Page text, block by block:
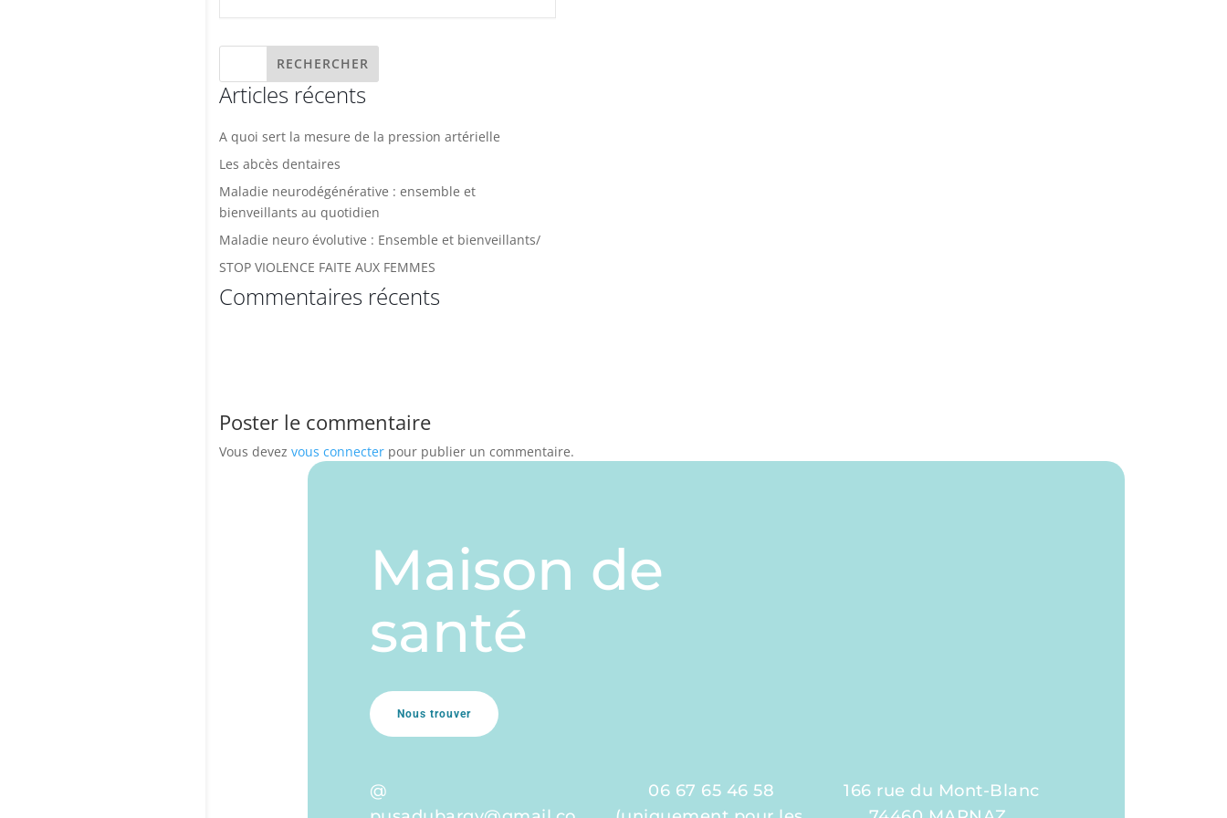
Articles récents
A quoi sert la mesure de la pression artérielle
Les abcès dentaires
Maladie neurodégénérative : ensemble et
bienveillants au quotidien
Maladie neuro évolutive : Ensemble et bienveillants/
STOP VIOLENCE FAITE AUX FEMMES
Commentaires récents
Poster le commentaire
Vous devez vous connecter pour publier un commentaire.
Maison de
santé
Nous trouver
@
06 67 65 46 58
166 rue du Mont-Blanc